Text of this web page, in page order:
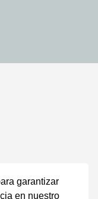
garantizar
en nuestro